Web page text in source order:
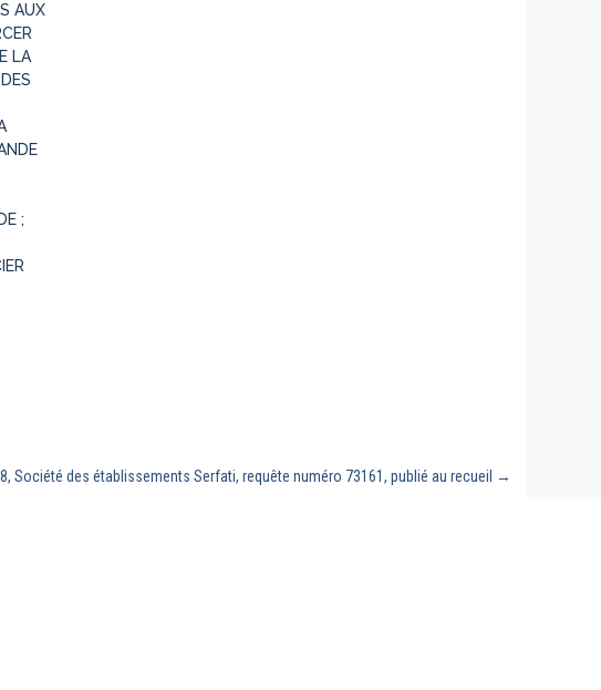
AUX
LA
;
Société des établissements Serfati, requête numéro 73161, publié au recueil →